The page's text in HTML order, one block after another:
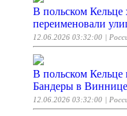
В польском
переименовали
12.06.2026 03:32:00 |
В польском Кельце
Бандеры в Виннице
12.06.2026 03:32:00 |